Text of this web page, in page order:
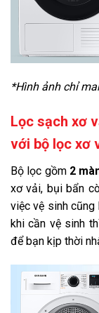
*Hình ảnh chỉ
Lọc sạch xơ
với bộ lọc xơ
Bộ lọc gồm 2
xơ vải, bụi bẩn
việc vệ sinh cũng
khi cần vệ sinh
để bạn kịp thời